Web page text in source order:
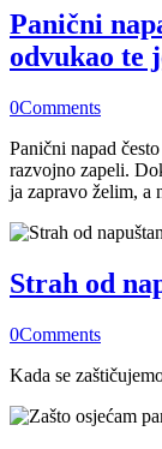
Panični
odvukao te
0Comments
Panični napad
razvojno zapeli.
ja zapravo želim, a
Strah od
0Comments
Kada se